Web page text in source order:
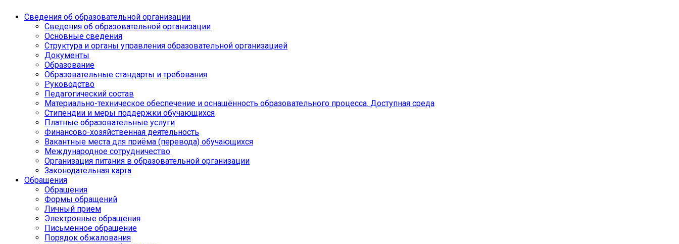
Сведения об образовательной организации
Сведения об образовательной организации
Основные сведения
Структура и органы управления образовательной организацией
Документы
Образование
Образовательные стандарты и требования
Руководство
Педагогический состав
Материально-техническое обеспечение и оснащённость образовательного процесса. Доступная среда
Стипендии и меры поддержки обучающихся
Платные образовательные услуги
Финансово-хозяйственная деятельность
Вакантные места для приёма (перевода) обучающихся
Международное сотрудничество
Организация питания в образовательной организации
Законодательная карта
Обращения
Обращения
Формы обращений
Личный прием
Электронные обращения
Письменное обращение
Порядок обжалования